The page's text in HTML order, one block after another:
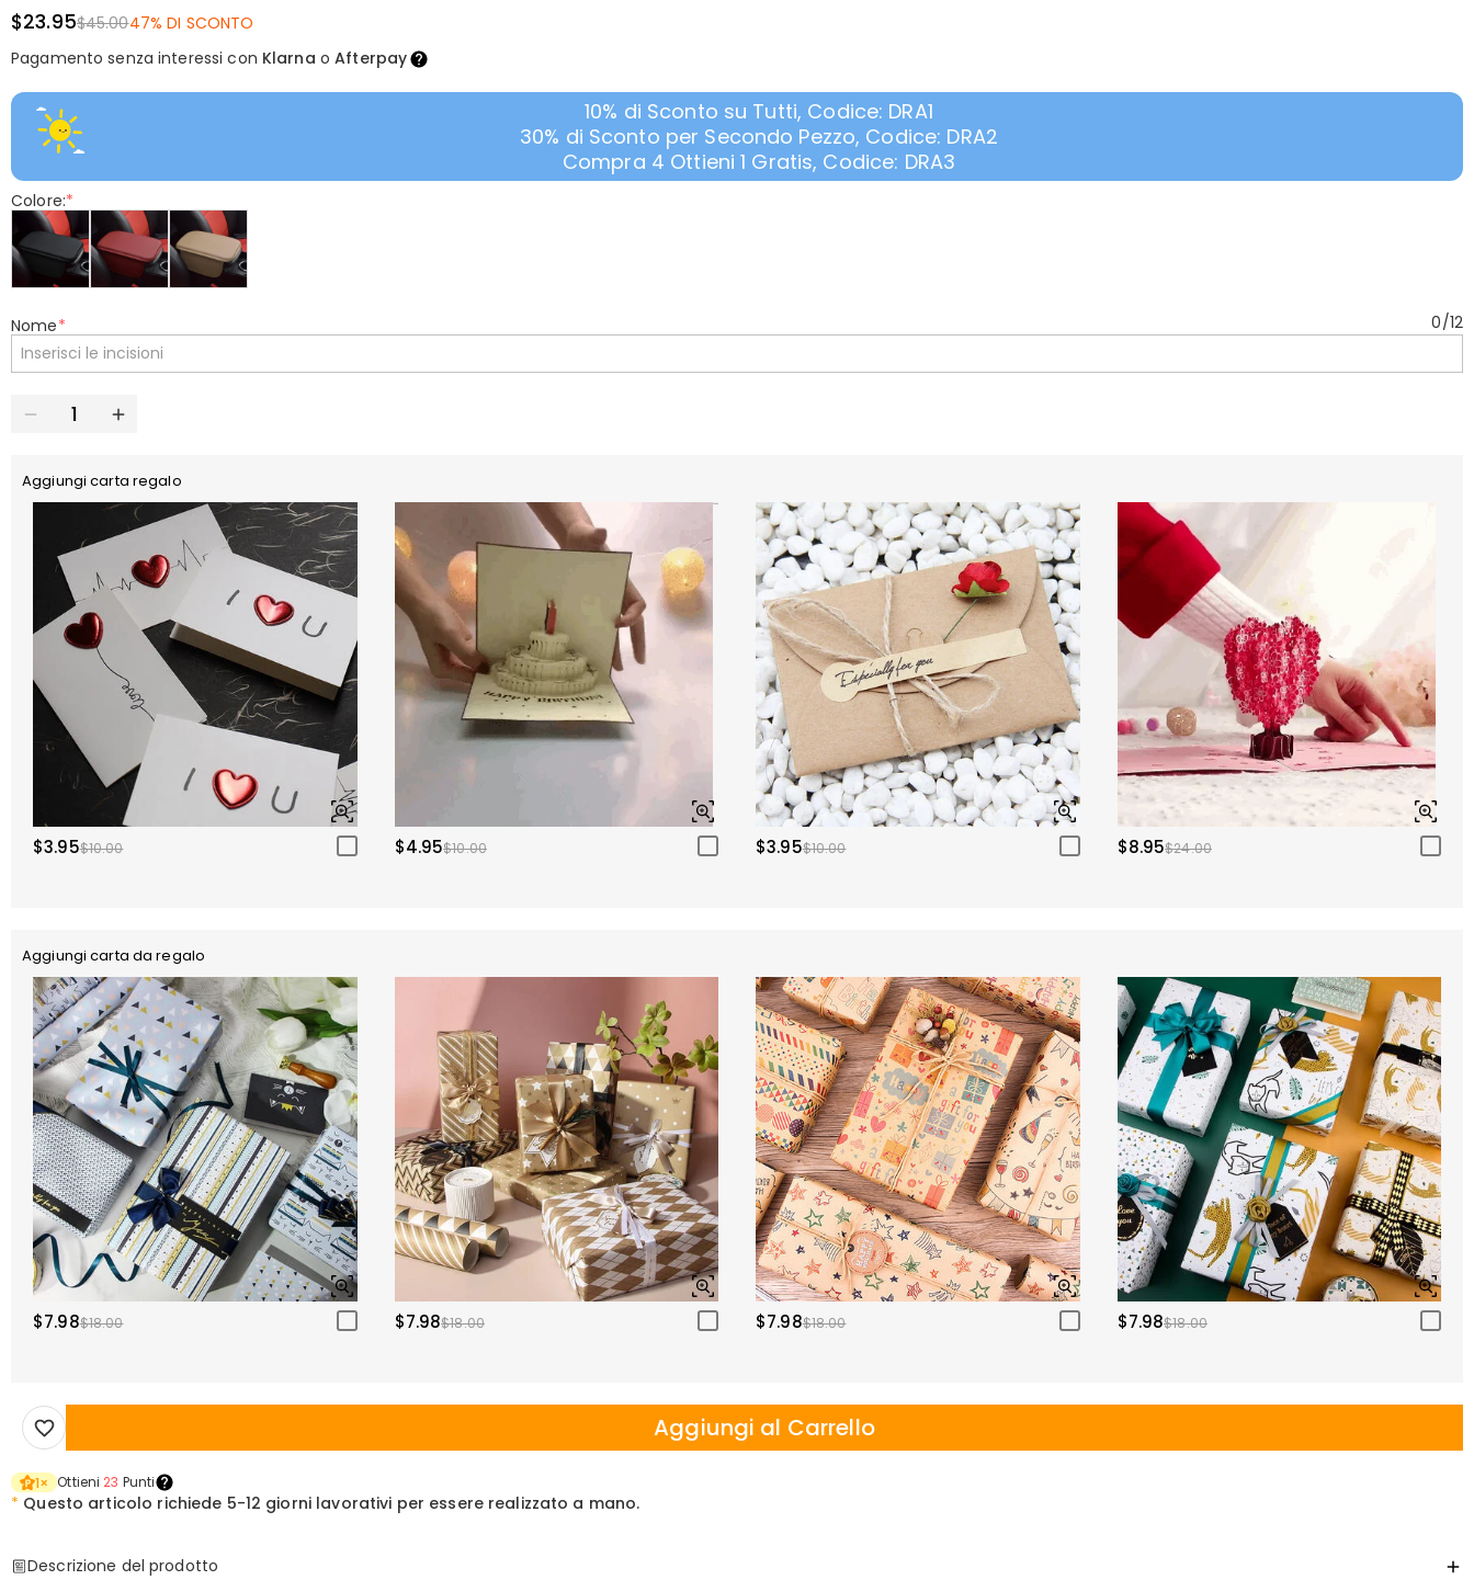
$23.95$45.0047% DI SCONTO
Pagamento senza interessi con Klarna oAfterpay
10% di Sconto su Tutti, Codice: DRA1
30% di Sconto per Secondo Pezzo, Codice: DRA2
Compra 4 Ottieni 1 Gratis, Codice: DRA3
Colore:*
Nome* 0/12
Aggiungi carta regalo
$3.95$10.00 $4.95$10.00 $3.95$10.00 $8.95$24.00
Aggiungi carta da regalo
$7.98$18.00 $7.98$18.00 $7.98$18.00 $7.98$18.00
Aggiungi al Carrello
1× Ottieni 23 Punti
* Questo articolo richiede 5-12 giorni lavorativi per essere realizzato a mano.
Descrizione del prodotto